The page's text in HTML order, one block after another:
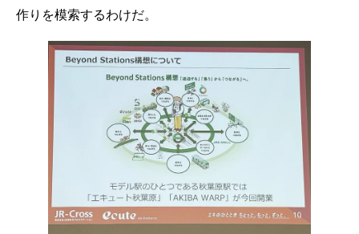
作りを模索するわけだ。